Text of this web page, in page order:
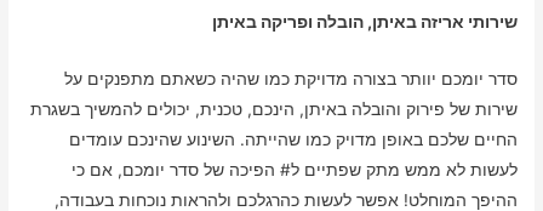
שירותי אריזה באיתן, הובלה ופריקה באיתן
סדר יומכם יוותר בצורה מדויקת כמו שהיה כשאתם מתפנקים על
שירות של פירוק והובלה באיתן, הינכם, טכנית, יכולים להמשיך בשגרת
החיים שלכם באופן מדויק כמו שהייתה. השינוע שהינכם עומדים
לעשות לא ממש מתק שפתיים ל# הפיכה של סדר יומכם, אם כי
ההיפך המוחלט! אפשר לעשות כהרגלכם ולהראות נוכחות בעבודה,